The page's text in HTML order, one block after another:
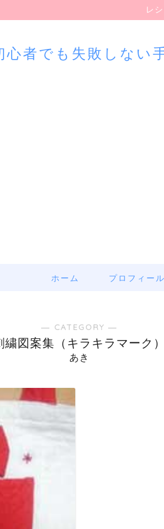
レ
心者でも失敗しない
ホーム プロフィール
― CATEGORY ―
繍図案集（キラキラマーク）
あき